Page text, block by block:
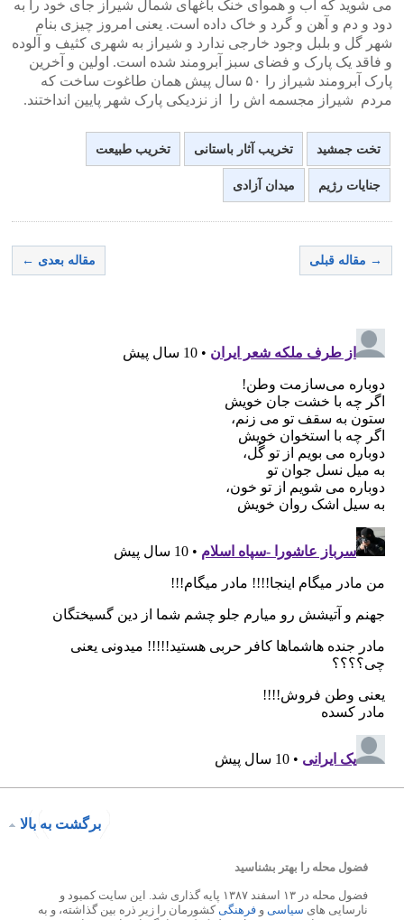
می شوید که آب و هموای خنک باغهای شمال شیراز جای خود را به
دود و دم و آهن و گرد و خاک داده است. یعنی امروز چیزی بنام
شهر گل و بلبل وجود خارجی ندارد و شیراز به شهری کثیف و آلوده
و فاقد یک پارک و فضای سبز آبرومند شده است. اولین و آخرین
پارک آبرومند شیراز را ۵۰ سال پیش همان طاغوت ساخت که
مردم شیراز مجسمه اش را از نزدیکی پارک شهر پایین انداختند.
تخت جمشید تخریب آثار باستانی تخریب طبیعت
جنایات رژیم میدان آزادی
→ مقاله قبلی مقاله بعدی ←
برگشت به بالا
فضول محله را بهتر بشناسید
فضول محله در ۱۳ اسفند ۱۳۸۷ پایه گذاری شد. این سایت کمبود و
نارسایی های سیاسی و فرهنگی کشورمان را زیر ذره بین گذاشته، و به